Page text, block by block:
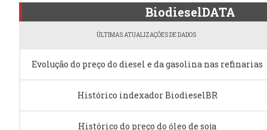
BiodieselDATA
ÚLTIMAS ATUALIZAÇÕES DE DADOS
Evolução do preço do diesel e da gasolina nas refinarias
Histórico indexador BiodieselBR
Histórico do preço do óleo de soja